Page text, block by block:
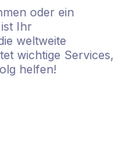
oder ein
Ihr
weltweite
wichtige Services,
helfen!